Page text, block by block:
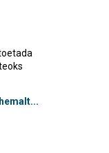
to
the
search